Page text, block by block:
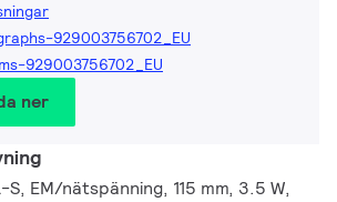
929003756702_EU
929003756702_EU
ner
EM/nätspänning, 115 mm, 3.5 W,